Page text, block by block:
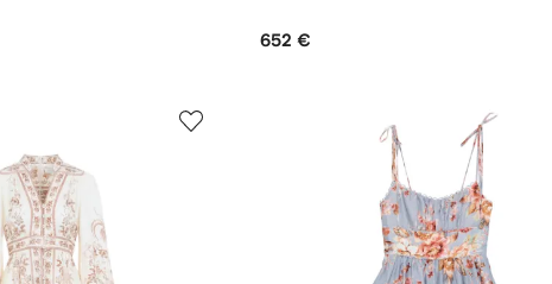
652 €